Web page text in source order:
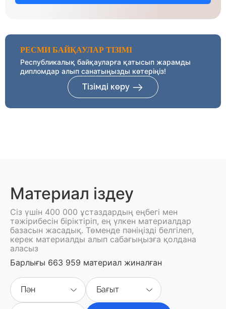
РЕСМИ БАЙҚАУЛАР ТІЗІМІ
Республикалық байқауларға қатысып жарамды
дипломдар алып санатыңызды көтеріңіз!
Тізімді көру
Материал іздеу
Сіз үшін 400 000 ұстаздардың еңбегі мен
тәжірибесін біріктіріп, ең үлкен материалдар
базасын жасадық. Төменде пәніңізді белгілеп,
керек материалды алып сабағыңызға қолдана
аласыз
Барлығы 663 959 материал жиналған
Пән Бағыт